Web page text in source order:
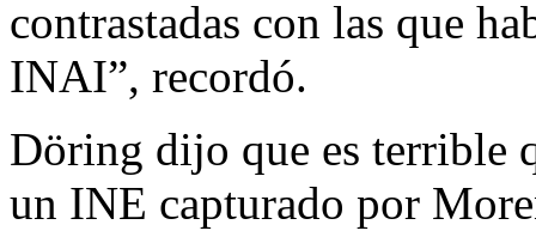
contrastadas con las que
INAI”, recordó.
Döring dijo que es terrible
un INE capturado por